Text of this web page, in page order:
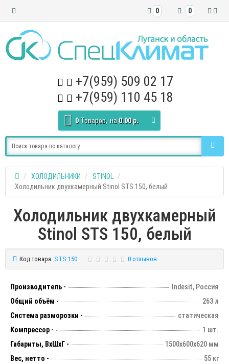
0
0
+7(959) 509 02 17
+7(959) 110 45 18
0 Tоваров, на 0.00 р.
ХОЛОДИЛЬНИКИ
STINOL
Холодильник двухкамерный Stinol STS 150, белый
Холодильник двухкамерный
Stinol STS 150, белый
Код товара: STS 150 0 отзывов
Производитель -
Indesit, Россия
Общий объём -
263 л
Система разморозки -
статическая
Компрессор -
1 шт.
Габариты, ВхШхГ -
1500х600х620 мм
Вес, нетто -
55 кг